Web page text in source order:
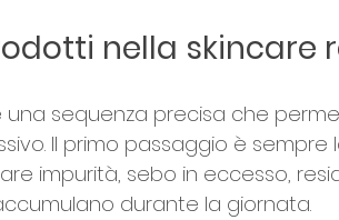
nella skincare
sequenza precisa che
Il primo passaggio è sempre
impurità, sebo in eccesso,
durante la giornata.